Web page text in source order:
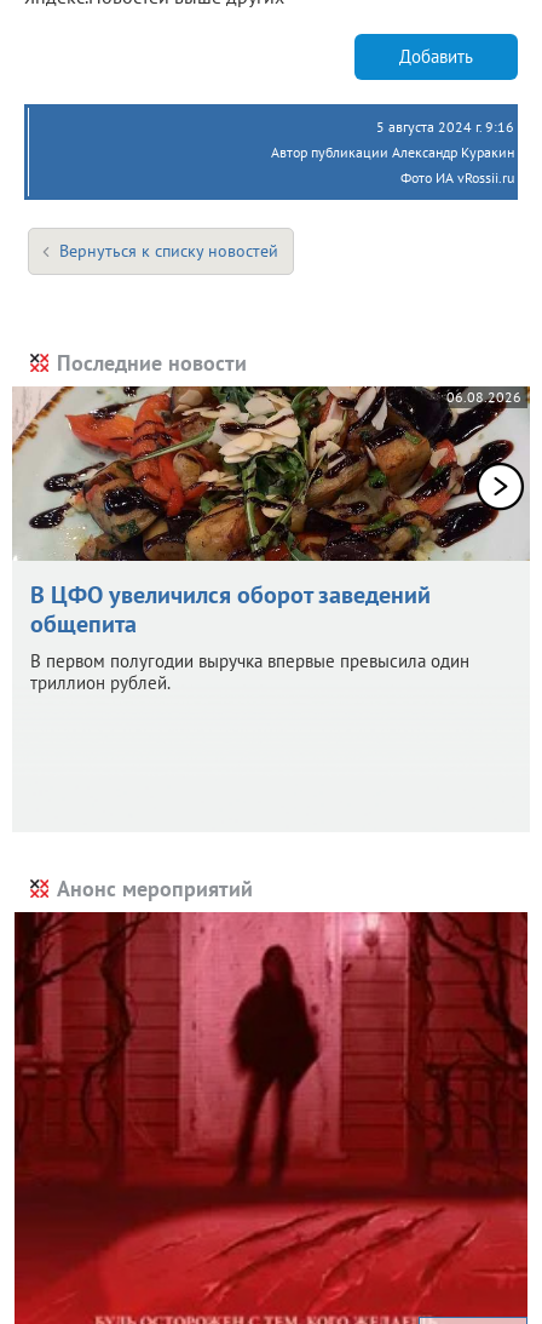
Добавить
5 августа 2024 г. 9:16
Автор публикации Александр Куракин
Фото ИА vRossii.ru
Вернуться к списку новостей
Последние новости
06.08.2026
В ЦФО увеличился оборот заведений
общепита
В первом полугодии выручка впервые превысила один
триллион рублей.
Анонс мероприятий